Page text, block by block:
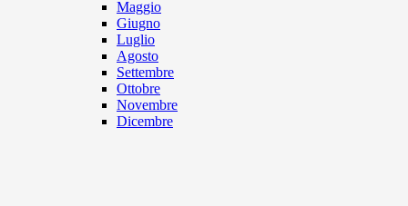
Maggio
Giugno
Luglio
Agosto
Settembre
Ottobre
Novembre
Dicembre